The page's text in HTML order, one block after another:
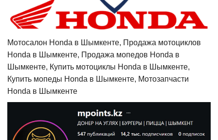
Мотосалон Honda в Шымкенте, Продажа мотоциклов
Honda в Шымкенте, Продажа мопедов Honda в
Шымкенте, Купить мотоциклы Honda в Шымкенте,
Купить мопеды Honda в Шымкенте, Мотозапчасти
Honda в Шымкенте